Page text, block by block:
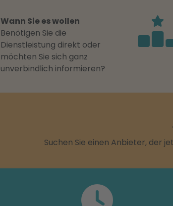
Wann Sie es wollen
Benötigen Sie die
Dienstleistung direkt oder
möchten Sie sich ganz
unverbindlich informieren?
Suchen Sie einen Anbieter, der